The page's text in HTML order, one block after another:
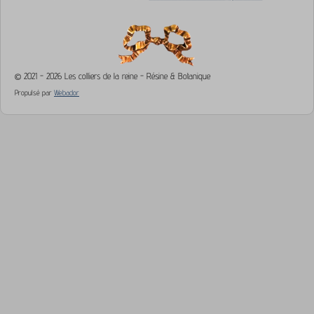
© 2021 - 2026 Les colliers de la reine - Résine & Botanique
Propulsé par Webador